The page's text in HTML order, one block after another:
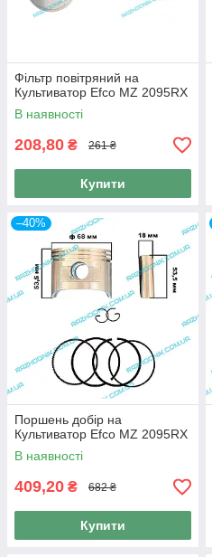
Фільтр повітряний на
Культиватор Efco MZ 2095RX
В наявності
208,80 ₴ 261 ₴
Купити
–40%
Поршень добір на
Культиватор Efco MZ 2095RX
В наявності
409,20 ₴ 682 ₴
Купити